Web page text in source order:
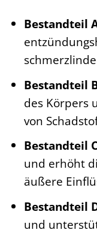
Bestandteil
Bestandteil
des Körpers
von
Bestandteil
und erhöht
äußere
Bestandteil
und